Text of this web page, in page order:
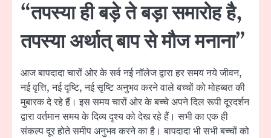
“तपस्या ही बड़े ते बड़ा समारोह है,
तपस्या अर्थात् बाप से मौज मनाना”
आज बापदादा चारों ओर के सर्व नई नॉलेज द्वारा हर समय नये जीवन,
नई वृत्ति, नई दृष्टि, नई सृष्टि अनुभव करने वाले बच्चों को मोहब्बत की
मुबारक दे रहे हैं। इस समय चारों ओर के बच्चे अपने दिल रूपी दूरदर्शन
द्वारा वर्तमान समय के दिव्य दृश्य को देख रहे हैं। सभी का एक ही
संकल्प दूर होते समीप अनुभव करने का है। बापदादा भी सभी बच्चों को